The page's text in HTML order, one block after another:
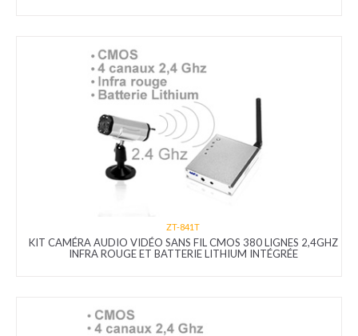
ZT-841T
KIT CAMÉRA AUDIO VIDÉO SANS FIL CMOS 380 LIGNES 2,4GHZ
INFRA ROUGE ET BATTERIE LITHIUM INTÉGRÉE